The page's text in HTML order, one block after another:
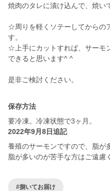
焼肉のタレに漬け込んで、焼い
☆周りを軽くソテーしてからの
す。
☆上手にカットすれば、サーモ
できると思います^ ^
是非ご検討ください。
保存方法
要冷凍。冷凍状態で3ヶ月。
2022年9月8日追記
養殖のサーモンですので、脂が
脂が多いのが苦手な方はご遠慮
#捌いてお届け